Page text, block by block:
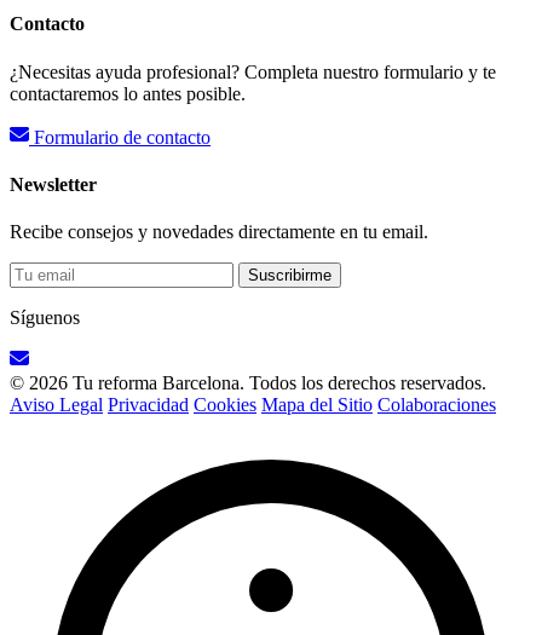
Contacto
¿Necesitas ayuda profesional? Completa nuestro formulario y te
contactaremos lo antes posible.
Formulario de contacto
Newsletter
Recibe consejos y novedades directamente en tu email.
Suscribirme
Síguenos
© 2026 Tu reforma Barcelona. Todos los derechos reservados.
Aviso Legal Privacidad Cookies Mapa del Sitio Colaboraciones